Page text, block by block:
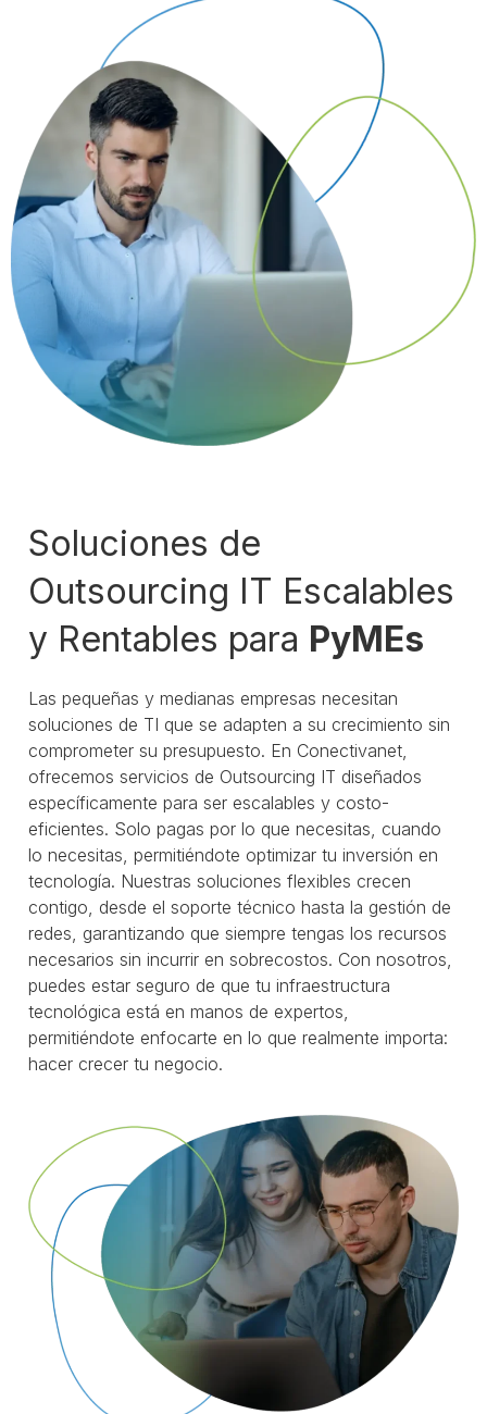
Soluciones de
Outsourcing IT Escalables
y Rentables para PyMEs
Las pequeñas y medianas empresas necesitan
soluciones de TI que se adapten a su crecimiento sin
comprometer su presupuesto. En Conectivanet,
ofrecemos servicios de Outsourcing IT diseñados
específicamente para ser escalables y costo-
eficientes. Solo pagas por lo que necesitas, cuando
lo necesitas, permitiéndote optimizar tu inversión en
tecnología. Nuestras soluciones flexibles crecen
contigo, desde el soporte técnico hasta la gestión de
redes, garantizando que siempre tengas los recursos
necesarios sin incurrir en sobrecostos. Con nosotros,
puedes estar seguro de que tu infraestructura
tecnológica está en manos de expertos,
permitiéndote enfocarte en lo que realmente importa:
hacer crecer tu negocio.